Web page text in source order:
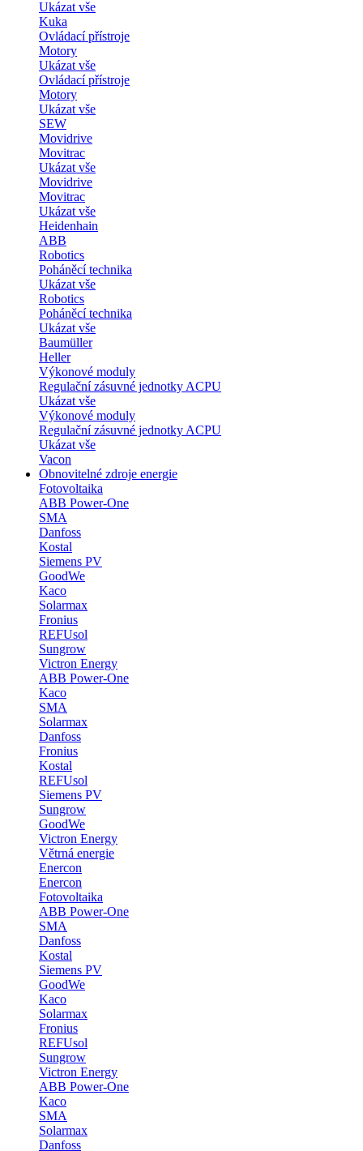
Ukázat vše
Kuka
Ovládací přístroje
Motory
Ukázat vše
Ovládací přístroje
Motory
Ukázat vše
SEW
Movidrive
Movitrac
Ukázat vše
Movidrive
Movitrac
Ukázat vše
Heidenhain
ABB
Robotics
Poháněcí technika
Ukázat vše
Robotics
Poháněcí technika
Ukázat vše
Baumüller
Heller
Výkonové moduly
Regulační zásuvné jednotky ACPU
Ukázat vše
Výkonové moduly
Regulační zásuvné jednotky ACPU
Ukázat vše
Vacon
Obnovitelné zdroje energie
Fotovoltaika
ABB Power-One
SMA
Danfoss
Kostal
Siemens PV
GoodWe
Kaco
Solarmax
Fronius
REFUsol
Sungrow
Victron Energy
ABB Power-One
Kaco
SMA
Solarmax
Danfoss
Fronius
Kostal
REFUsol
Siemens PV
Sungrow
GoodWe
Victron Energy
Větrná energie
Enercon
Enercon
Fotovoltaika
ABB Power-One
SMA
Danfoss
Kostal
Siemens PV
GoodWe
Kaco
Solarmax
Fronius
REFUsol
Sungrow
Victron Energy
ABB Power-One
Kaco
SMA
Solarmax
Danfoss